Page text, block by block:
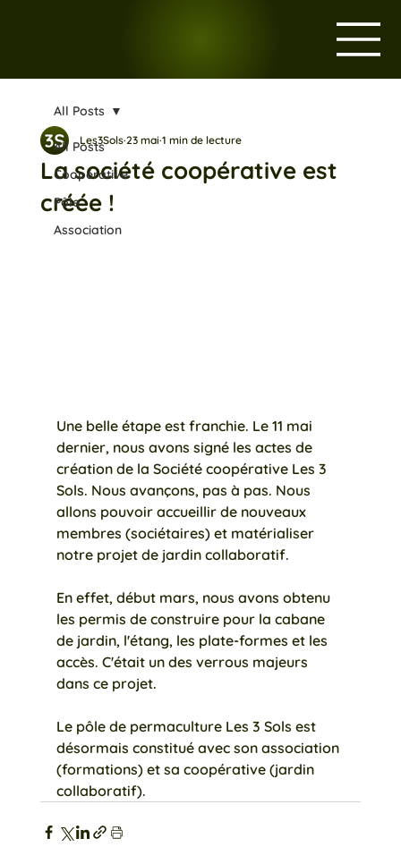
All Posts
Coopérative
Pôle
Association
All Posts
La société coopérative est
créée !
Les3Sols 23 mai 1 min de lecture
Une belle étape est franchie. Le 11 mai
dernier, nous avons signé les actes de
création de la Société coopérative Les 3
Sols. Nous avançons, pas à pas. Nous
allons pouvoir accueillir de nouveaux
membres (sociétaires) et matérialiser
notre projet de jardin collaboratif.
En effet, début mars, nous avons obtenu
les permis de construire pour la cabane
de jardin, l'étang, les plate-formes et les
accès. C'était un des verrous majeurs
dans ce projet.
Le pôle de permaculture Les 3 Sols est
désormais constitué avec son association
(formations) et sa coopérative (jardin
collaboratif).